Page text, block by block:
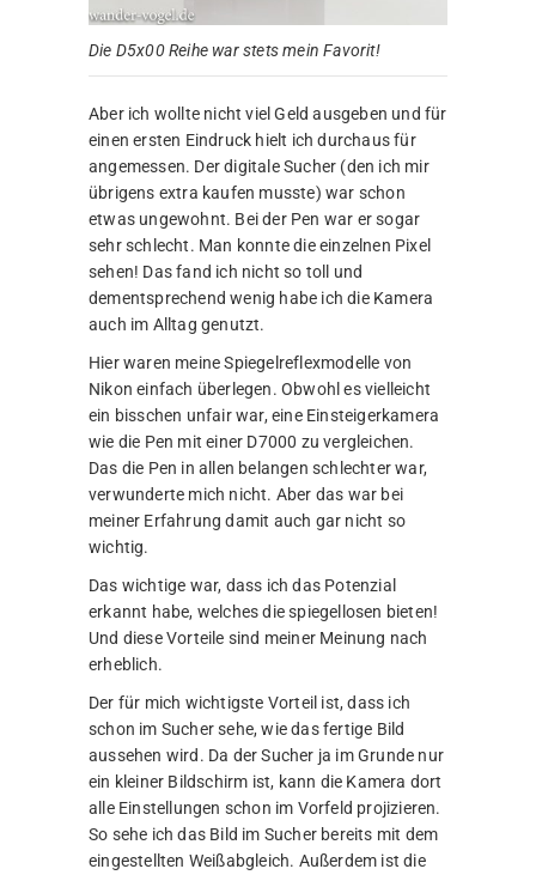
Die D5x00 Reihe war stets mein Favorit!
Aber ich wollte nicht viel Geld ausgeben und für
einen ersten Eindruck hielt ich durchaus für
angemessen. Der digitale Sucher (den ich mir
übrigens extra kaufen musste) war schon
etwas ungewohnt. Bei der Pen war er sogar
sehr schlecht. Man konnte die einzelnen Pixel
sehen! Das fand ich nicht so toll und
dementsprechend wenig habe ich die Kamera
auch im Alltag genutzt.
Hier waren meine Spiegelreflexmodelle von
Nikon einfach überlegen. Obwohl es vielleicht
ein bisschen unfair war, eine Einsteigerkamera
wie die Pen mit einer D7000 zu vergleichen.
Das die Pen in allen belangen schlechter war,
verwunderte mich nicht. Aber das war bei
meiner Erfahrung damit auch gar nicht so
wichtig.
Das wichtige war, dass ich das Potenzial
erkannt habe, welches die spiegellosen bieten!
Und diese Vorteile sind meiner Meinung nach
erheblich.
Der für mich wichtigste Vorteil ist, dass ich
schon im Sucher sehe, wie das fertige Bild
aussehen wird. Da der Sucher ja im Grunde nur
ein kleiner Bildschirm ist, kann die Kamera dort
alle Einstellungen schon im Vorfeld projizieren.
So sehe ich das Bild im Sucher bereits mit dem
eingestellten Weißabgleich. Außerdem ist die